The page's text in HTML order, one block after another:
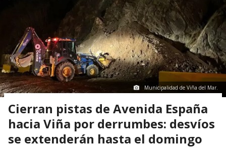
Municipalidad de Viña del Mar.
Cierran pistas de Avenida España
hacia Viña por derrumbes: desvíos
se extenderán hasta el domingo